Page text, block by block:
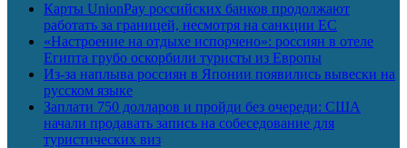
Карты UnionPay российских банков продолжают
работать за границей, несмотря на санкции ЕС
«Настроение на отдыхе испорчено»: россиян в отеле
Египта грубо оскорбили туристы из Европы
Из-за наплыва россиян в Японии появились вывески на
русском языке
Заплати 750 долларов и пройди без очереди: США
начали продавать запись на собеседование для
туристических виз